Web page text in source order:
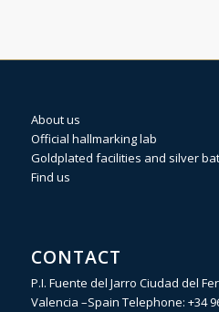
About us
Official hallmarking lab
Goldplated facilities and silver
Find us
CONTACT
P.I. Fuente del Jarro Ciudad del
Valencia –Spain Telephone: +34